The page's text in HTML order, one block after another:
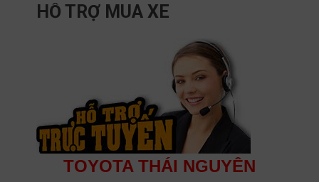
HỖ TRỢ MUA XE
TOYOTA THÁI NGUYÊN